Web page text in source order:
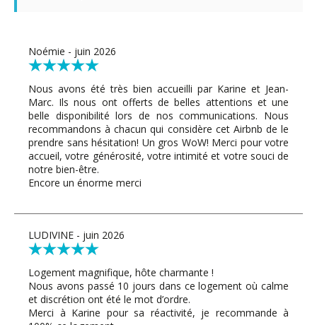
Noémie - juin 2026
Nous avons été très bien accueilli par Karine et Jean-
Marc. Ils nous ont offerts de belles attentions et une
belle disponibilité lors de nos communications. Nous
recommandons à chacun qui considère cet Airbnb de le
prendre sans hésitation! Un gros WoW! Merci pour votre
accueil, votre générosité, votre intimité et votre souci de
notre bien-être.
Encore un énorme merci
LUDIVINE - juin 2026
Logement magnifique, hôte charmante !
Nous avons passé 10 jours dans ce logement où calme
et discrétion ont été le mot d’ordre.
Merci à Karine pour sa réactivité, je recommande à